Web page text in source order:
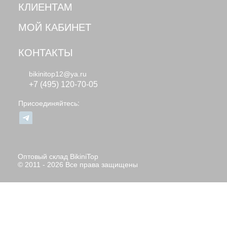
КЛИЕНТАМ
МОЙ КАБИНЕТ
КОНТАКТЫ
bikinitop12@ya.ru
+7 (495) 120-70-05
Присоединяйтесь:
Оптовый склад BikiniTop
© 2011 - 2026 Все права защищены